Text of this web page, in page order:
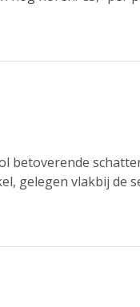
betoverende
gelegen vlakbij de